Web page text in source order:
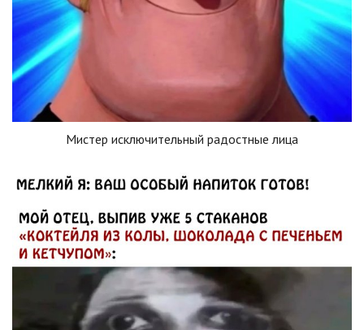
Мистер исключительный радостные лица